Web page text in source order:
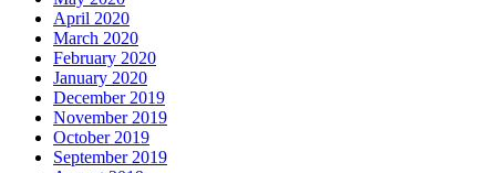
April 2020
March 2020
February 2020
January 2020
December 2019
November 2019
October 2019
September 2019